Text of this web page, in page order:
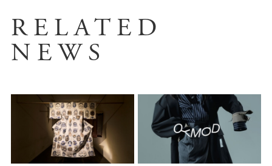
RELATED
NEWS